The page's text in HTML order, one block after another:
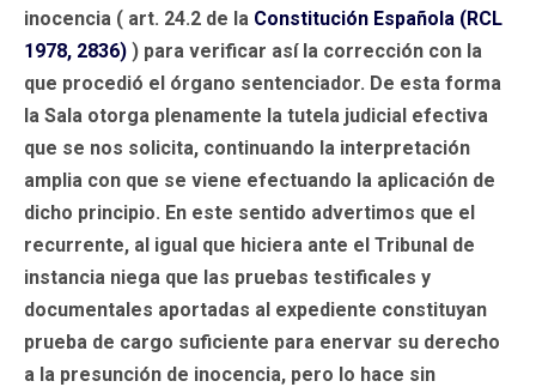
inocencia ( art. 24.2 de la Constitución Española (RCL
1978, 2836) ) para verificar así la corrección con la
que procedió el órgano sentenciador. De esta forma
la Sala otorga plenamente la tutela judicial efectiva
que se nos solicita, continuando la interpretación
amplia con que se viene efectuando la aplicación de
dicho principio. En este sentido advertimos que el
recurrente, al igual que hiciera ante el Tribunal de
instancia niega que las pruebas testificales y
documentales aportadas al expediente constituyan
prueba de cargo suficiente para enervar su derecho
a la presunción de inocencia, pero lo hace sin